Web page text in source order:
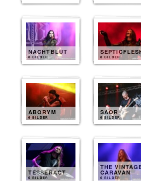
NACHTBLUT
8 BILDER 8 BILDER
ABORYM
6 BILDER
SAOR
6 BILDER
TESSERACT
6 BILDER
THE
CARAVAN
6 BILDER